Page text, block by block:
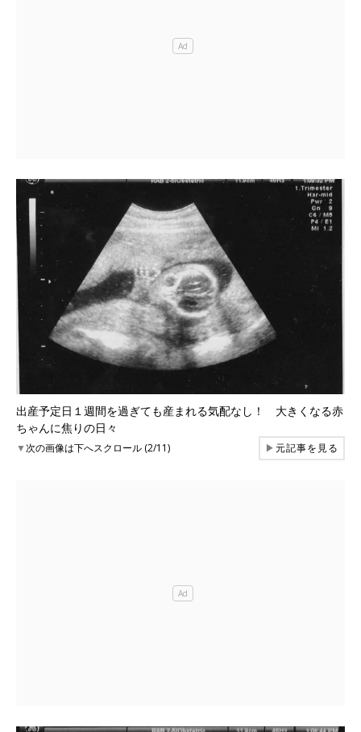
出産予定日１週間を過ぎても産まれる気配なし！ 大きくなる赤
ちゃんに焦りの日々
▼次の画像は下へスクロール (2/11) ▶元記事を見る